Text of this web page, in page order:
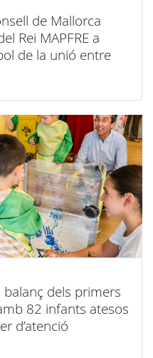
de Mallorca
Rei MAPFRE a
de la unió entre
balanç dels primers
82 infants atesos
d’atenció